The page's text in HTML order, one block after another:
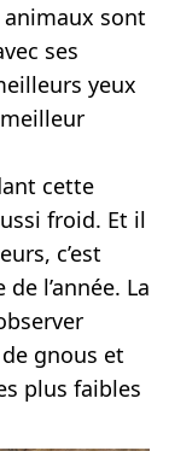
animaux sont
ses
yeux
cette
froid. Et il
c’est
l’année. La
gnous et
plus faibles